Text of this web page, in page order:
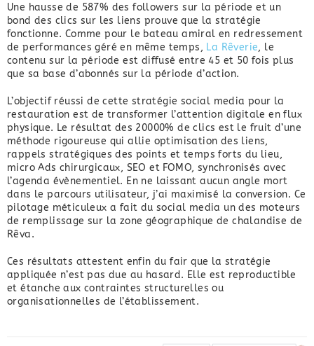
Une hausse de 587% des followers sur la période et un
bond des clics sur les liens prouve que la stratégie
fonctionne. Comme pour le bateau amiral en redressement
de performances géré en même temps, La Rêverie, le
contenu sur la période est diffusé entre 45 et 50 fois plus
que sa base d’abonnés sur la période d’action.
L’objectif réussi de cette stratégie social media pour la
restauration est de transformer l’attention digitale en flux
physique. Le résultat des 20000% de clics est le fruit d’une
méthode rigoureuse qui allie optimisation des liens,
rappels stratégiques des points et temps forts du lieu,
micro Ads chirurgicaux, SEO et FOMO, synchronisés avec
l’agenda évènementiel. En ne laissant aucun angle mort
dans le parcours utilisateur, j’ai maximisé la conversion. Ce
pilotage méticuleux a fait du social media un des moteurs
de remplissage sur la zone géographique de chalandise de
Rêva.
Ces résultats attestent enfin du fair que la stratégie
appliquée n’est pas due au hasard. Elle est reproductible
et étanche aux contraintes structurelles ou
organisationnelles de l’établissement.